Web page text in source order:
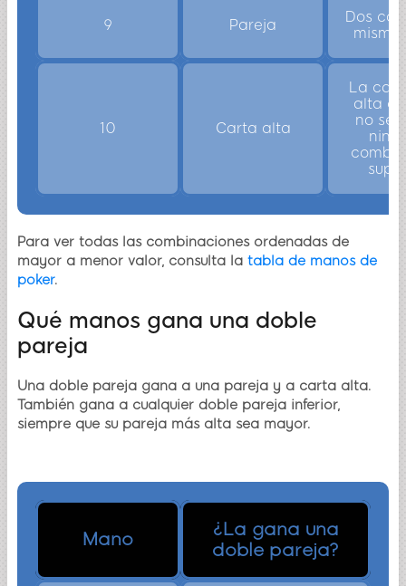
9 Pareja
Dos
mismo
10 Carta alta
La
alta
no se
Para ver todas las combinaciones ordenadas de
mayor a menor valor, consulta la tabla de manos de
poker.
Qué manos gana una doble
pareja
Una doble pareja gana a una pareja y a carta alta.
También gana a cualquier doble pareja inferior,
siempre que su pareja más alta sea mayor.
Mano
¿La gana una
doble pareja?